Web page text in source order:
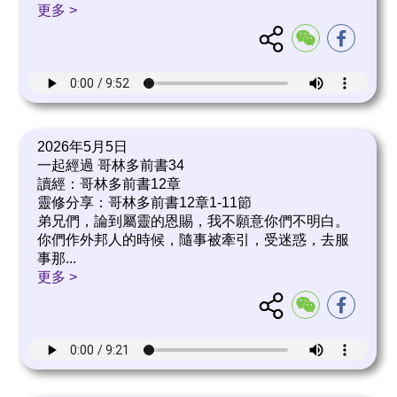
更多 >
2026年5月5日
一起經過 哥林多前書34
讀經：哥林多前書12章
靈修分享：哥林多前書12章1-11節
弟兄們，論到屬靈的恩賜，我不願意你們不明白。
你們作外邦人的時候，隨事被牽引，受迷惑，去服
事那...
更多 >